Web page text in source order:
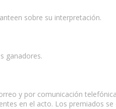
sobre su interpretación.
ganadores.
y por comunicación
en el acto. Los premiados